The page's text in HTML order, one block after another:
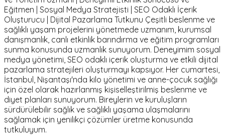
Eğitmen | Sosyal Medya Stratejisti | SEO Odaklı İçerik
Oluşturucu | Dijital Pazarlama Tutkunu Çeşitli beslenme ve
sağlıklı yaşam projelerini yönetmede uzmanım, kurumsal
danışmanlık, canlı etkinlik barındırma ve eğitim programları
sunma konusunda uzmanlık sunuyorum. Deneyimim sosyal
medya yönetimi, SEO odaklı içerik oluşturma ve etkili dijital
pazarlama stratejileri oluşturmayı kapsıyor. Her cumartesi,
İstanbul, Nişantaşı'nda kilo yönetimi ve anne-çocuk sağlığı
için özel olarak hazırlanmış kişiselleştirilmiş beslenme ve
diyet planları sunuyorum. Bireylerin ve kuruluşların
sürdürülebilir sağlık ve sağlıklı yaşama ulaşmalarını
sağlamak için yenilikçi çözümler üretme konusunda
tutkuluyum.